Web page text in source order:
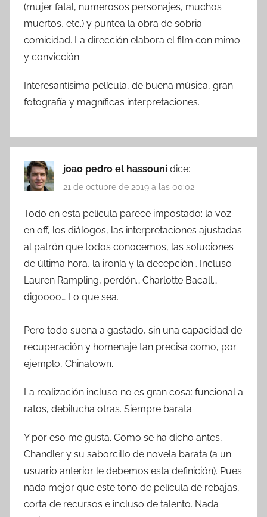
(mujer fatal, numerosos personajes, muchos
muertos, etc.) y puntea la obra de sobria
comicidad. La dirección elabora el film con mimo
y convicción.
Interesantísima película, de buena música, gran
fotografía y magníficas interpretaciones.
joao pedro el hassouni dice:
21 de octubre de 2019 a las 00:02
Todo en esta película parece impostado: la voz
en off, los diálogos, las interpretaciones ajustadas
al patrón que todos conocemos, las soluciones
de última hora, la ironía y la decepción… Incluso
Lauren Rampling, perdón… Charlotte Bacall…
digoooo… Lo que sea.
Pero todo suena a gastado, sin una capacidad de
recuperación y homenaje tan precisa como, por
ejemplo, Chinatown.
La realización incluso no es gran cosa: funcional a
ratos, debilucha otras. Siempre barata.
Y por eso me gusta. Como se ha dicho antes,
Chandler y su saborcillo de novela barata (a un
usuario anterior le debemos esta definición). Pues
nada mejor que este tono de película de rebajas,
corta de recursos e incluso de talento. Nada